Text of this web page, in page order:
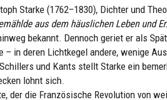
Starke (1762–1830), Dichter und
aus dem häuslichen Leben und
bekannt. Dennoch geriet er als
– in deren Lichtkegel andere, wenige
und Kants stellt Starke ein
lohnt sich.
der die Französische Revolution von